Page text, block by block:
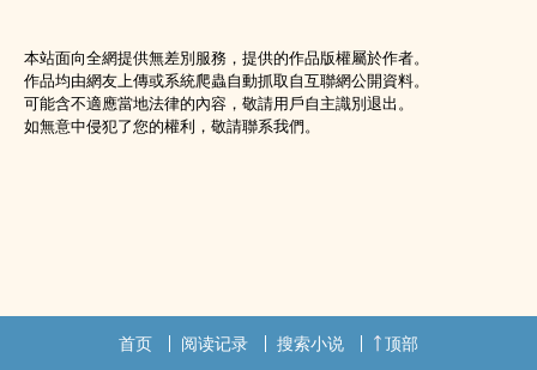
本站面向全網提供無差別服務，提供的作品版權屬於作者。
作品均由網友上傳或系統爬蟲自動抓取自互聯網公開資料。
可能含不適應當地法律的內容，敬請用戶自主識別退出。
如無意中侵犯了您的權利，敬請聯系我們。
首页 阅读记录 搜索小说 顶部